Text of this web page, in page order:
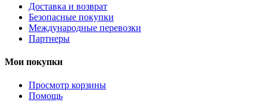
Доставка и возврат
Безопасные покупки
Международные перевозки
Партнеры
Мои покупки
Просмотр корзины
Помощь